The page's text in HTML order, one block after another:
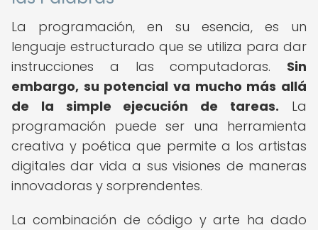
La programación, en su esencia, es un
lenguaje estructurado que se utiliza para dar
instrucciones a las computadoras. Sin
embargo, su potencial va mucho más allá
de la simple ejecución de tareas. La
programación puede ser una herramienta
creativa y poética que permite a los artistas
digitales dar vida a sus visiones de maneras
innovadoras y sorprendentes.
La combinación de código y arte ha dado